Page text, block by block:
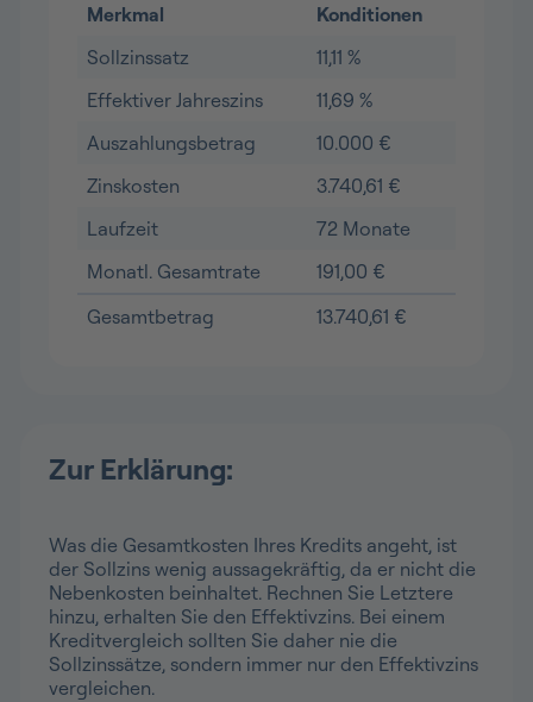
Merkmal
Konditionen
Sollzinssatz
11,11 %
Effektiver Jahreszins
11,69 %
Auszahlungsbetrag
10.000 €
Zinskosten
3.740,61 €
Laufzeit
72 Monate
Monatl. Gesamtrate
191,00 €
Gesamtbetrag
13.740,61 €
Zur Erklärung:
Was die Gesamtkosten Ihres Kredits angeht, ist
der Sollzins wenig aussagekräftig, da er nicht die
Nebenkosten beinhaltet. Rechnen Sie Letztere
hinzu, erhalten Sie den Effektivzins. Bei einem
Kreditvergleich sollten Sie daher nie die
Sollzinssätze, sondern immer nur den Effektivzins
vergleichen.